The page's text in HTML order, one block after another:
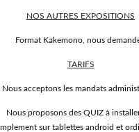
NOS AUTRES EXPOSITIONS
Format Kakemono, nous
TARIFS
Nous acceptons les mandats
Nous proposons des QUIZ à
sur tablettes android et